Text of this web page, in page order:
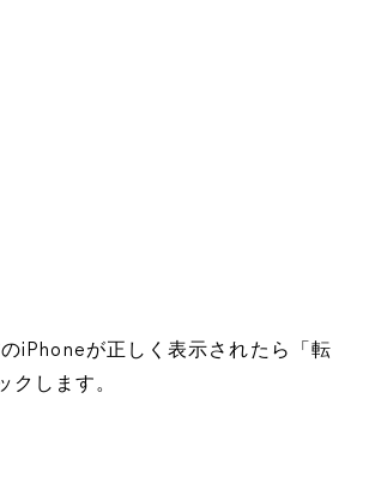
iPhoneが正しく表示されたら「転
クします。